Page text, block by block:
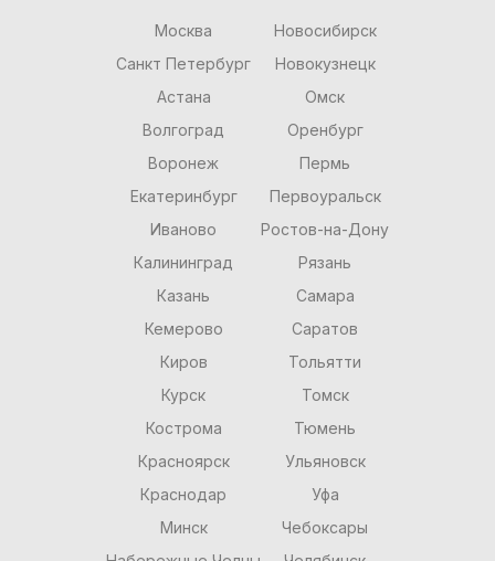
Москва
Санкт Петербург
Астана
Волгоград
Воронеж
Екатеринбург
Иваново
Калининград
Казань
Кемерово
Киров
Курск
Кострома
Красноярск
Краснодар
Минск
Новосибирск
Новокузнецк
Омск
Оренбург
Пермь
Первоуральск
Ростов-на-Дону
Рязань
Самара
Саратов
Тольятти
Томск
Тюмень
Ульяновск
Уфа
Чебоксары